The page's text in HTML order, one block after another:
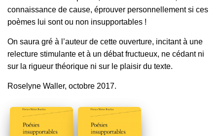
connaissance de cause, éprouver personnellement si ces
poèmes lui sont ou non insupportables !
On saura gré à l’auteur de cette ouverture, incitant à une
relecture stimulante et à un débat fructueux, ne cédant ni
sur la rigueur théorique ni sur le plaisir du texte.
Roselyne Waller, octobre 2017.